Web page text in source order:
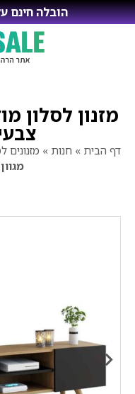
הובלה חינם
מזנון לסלון
דף הבית » חנות » מזנונים